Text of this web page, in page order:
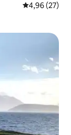
4,96 de uma
4,96 (27)